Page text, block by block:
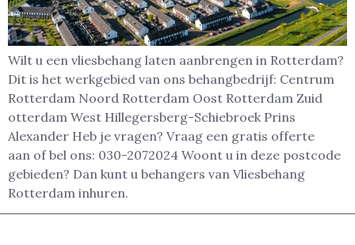
Wilt u een vliesbehang laten aanbrengen in Rotterdam?
Dit is het werkgebied van ons behangbedrijf: Centrum
Rotterdam Noord Rotterdam Oost Rotterdam Zuid
otterdam West Hillegersberg-Schiebroek Prins
Alexander Heb je vragen? Vraag een gratis offerte
aan of bel ons: 030-2072024 Woont u in deze postcode
gebieden? Dan kunt u behangers van Vliesbehang
Rotterdam inhuren.